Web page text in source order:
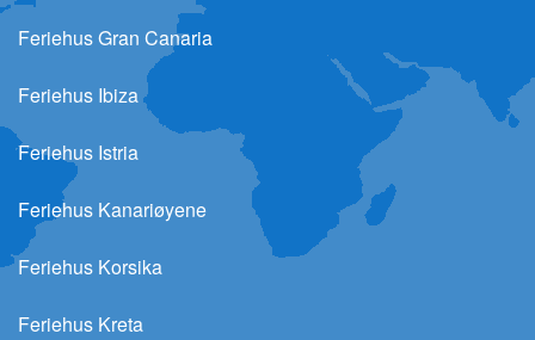
Feriehus Gran Canaria
Feriehus Ibiza
Feriehus Istria
Feriehus Kanariøyene
Feriehus Korsika
Feriehus Kreta